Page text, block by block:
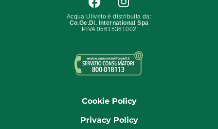
Acqua Uliveto è distribuita da:
Co.Ge.Di. International Spa
P.IVA 05615361002
Cookie Policy
Privacy Policy